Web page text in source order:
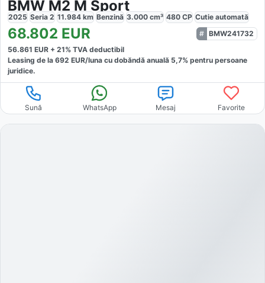
BMW M2 M Sport
2025 Seria 2 11.984 km Benzină 3.000 cm³ 480 CP Cutie automată
68.802 EUR
BMW241732
56.861 EUR + 21% TVA deductibil
Leasing de la 692 EUR/luna cu dobăndă anuală 5,7% pentru persoane
juridice.
Sună WhatsApp Mesaj Favorite